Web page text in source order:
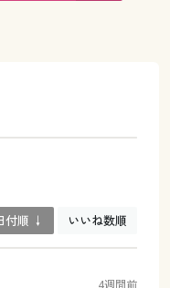
付順 ↓ いいね数順
4週間前